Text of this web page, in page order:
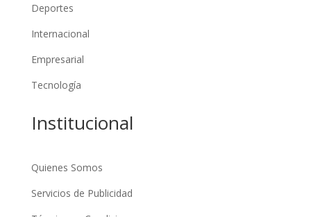
Deportes
Internacional
Empresarial
Tecnología
Institucional
Quienes Somos
Servicios de Publicidad